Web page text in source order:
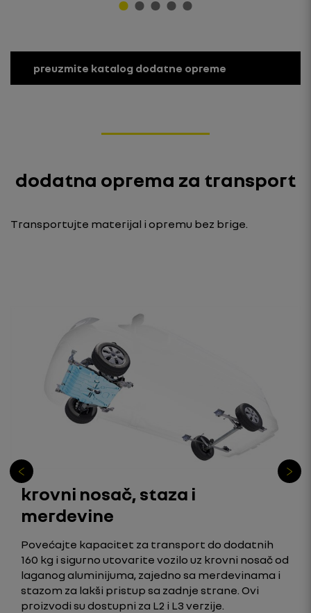
preuzmite katalog dodatne opreme
dodatna oprema za transport
Transportujte materijal i opremu bez brige.
krovni nosač, staza i
merdevine
Povećajte kapacitet za transport do dodatnih
160 kg i sigurno utovarite vozilo uz krovni nosač od
laganog aluminijuma, zajedno sa merdevinama i
stazom za lakši pristup sa zadnje strane. Ovi
proizvodi su dostupni za L2 i L3 verzije.